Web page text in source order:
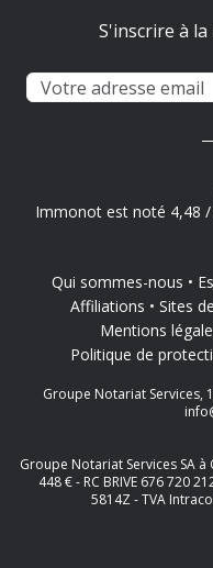
S'inscrire à
Immonot est noté 4,48 /
Qui sommes-nous
Affiliations
Sites
Mentions
Politique de
Groupe Notariat Services,
Groupe Notariat Services SA
448 € - RC BRIVE 676 720
5814Z - TVA